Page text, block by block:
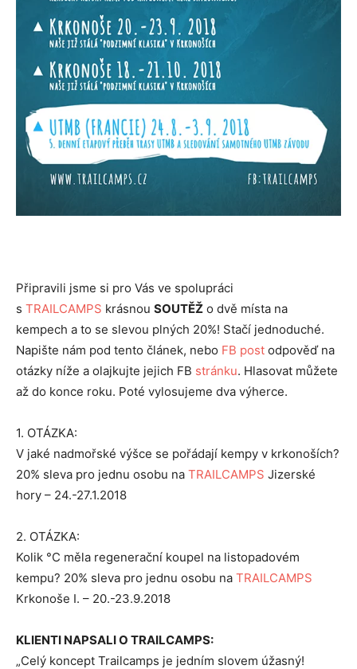
Připravili jsme si pro Vás ve spolupráci
s TRAILCAMPS krásnou SOUTĚŽ o dvě místa na
kempech a to se slevou plných 20%! Stačí jednoduché.
Napište nám pod tento článek, nebo FB post odpověď na
otázky níže a olajkujte jejich FB stránku. Hlasovat můžete
až do konce roku. Poté vylosujeme dva výherce.
1. OTÁZKA:
V jaké nadmořské výšce se pořádají kempy v krkonoších?
20% sleva pro jednu osobu na TRAILCAMPS Jizerské
hory – 24.-27.1.2018
2. OTÁZKA:
Kolik °C měla regenerační koupel na listopadovém
kempu? 20% sleva pro jednu osobu na TRAILCAMPS
Krkonoše I. – 20.-23.9.2018
KLIENTI NAPSALI O TRAILCAMPS:
„Celý koncept Trailcamps je jedním slovem úžasný!